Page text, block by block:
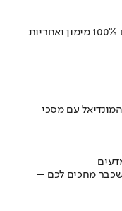
סיאט ויונדאי מדוגמות החל מ-39,900 ש״ח עם 100% מימון ואחריות
שכבר מחכים לכם –